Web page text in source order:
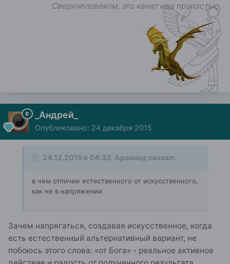
Сверхчеловеком, это канат над пропастью.
_Андрей_
Опубликовано: 24 декабря 2015
24.12.2015 в 04:33, Арахнид сказал:
в чем отличие естественного от искусственного,
как не в напряжении
Зачем напрягаться, создавая искусственное, когда
есть естественный альтернативный вариант, не
побоюсь этого слова: «от Бога» - реальное активное